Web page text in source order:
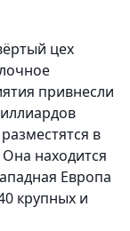
цех
привнесли
в
находится
Европа
крупных и